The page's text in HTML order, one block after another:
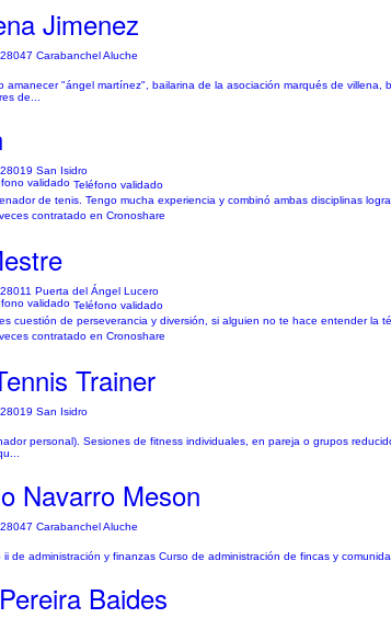
Jimenez
Carabanchel Aluche
"ángel martínez", bailarina de la asociación marqués de
de...
San Isidro
Teléfono validado
de tenis. Tengo mucha experiencia y combinó ambas disciplinas
contratado en Cronoshare
Puerta del Ángel Lucero
Teléfono validado
cuestión de perseverancia y diversión, si alguien no te hace entender
contratado en Cronoshare
Trainer
San Isidro
personal). Sesiones de fitness individuales, en pareja o grupos
Navarro Meson
Carabanchel Aluche
de administración y finanzas Curso de administración de fincas y
Baides